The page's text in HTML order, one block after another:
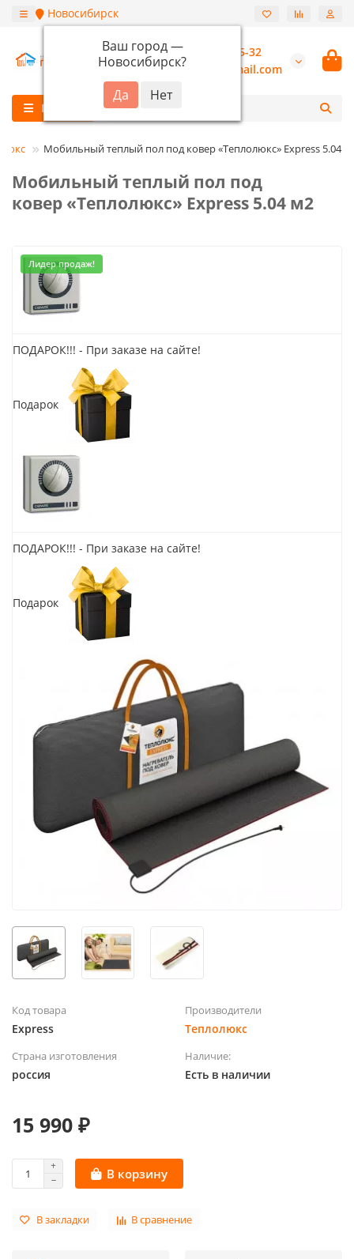
Новосибирск
Ваш город —
Новосибирск?
+7 (913) 987-55-32
burannsk@gmail.com
Каталог
Мобильный теплый пол под ковер «Теплолюкс» Express 5.04
Мобильный теплый пол под
ковер «Теплолюкс» Express 5.04 м2
Лидер продаж!
ПОДАРОК!!! - При заказе на сайте!
Подарок
ПОДАРОК!!! - При заказе на сайте!
Подарок
Код товара
Express
Производители
Теплолюкс
Страна изготовления
россия
Наличие:
Есть в наличии
15 990 ₽
В корзину
В закладки В сравнение